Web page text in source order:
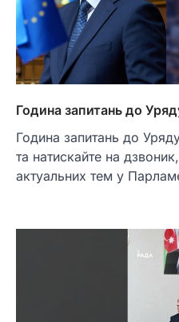
Година запитань до
Година запитань до
та натискайте на
актуальних тем у